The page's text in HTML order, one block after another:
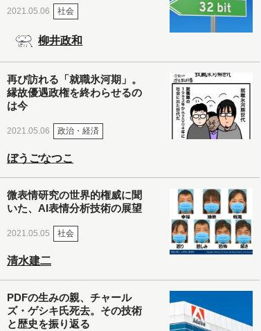
2021.05.06 社会
柳井政和
再び訪れる「就職氷河期」。
縁故優遇政権を終わらせるの
は今
2021.05.06 政治・経済
ぼうごなつこ
微表情研究の世界的権威に聞
いた、AI表情分析技術の展望
2021.05.05 社会
清水建二
PDFの生みの親、チャール
ズ・ゲシキ氏死去。その技術
と歴史を振り返る